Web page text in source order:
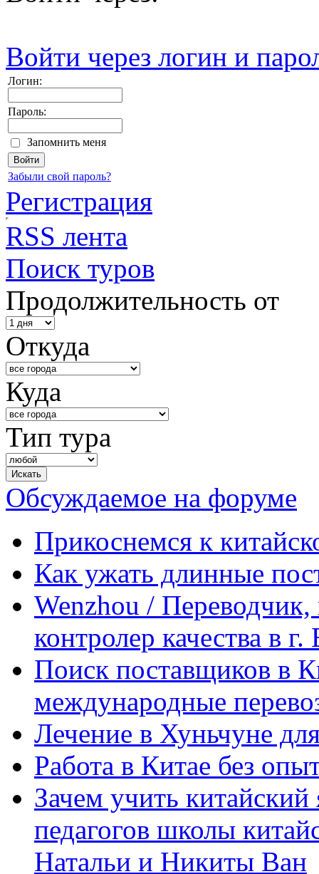
Войти через логин и
Логин:
Пароль:
Запомнить меня
Забыли свой пароль?
Регистрация
RSS лента
Поиск туров
Продолжительность от
Откуда
Куда
Тип тура
Обсуждаемое на форуме
Прикоснемся к
Как ужать длинные
Wenzhou / Переводчик,
контролер качества в
Поиск поставщиков в
международные
Лечение в Хуньчуне
Работа в Китае без
Зачем учить
педагогов школы
Натальи и Никиты Ван